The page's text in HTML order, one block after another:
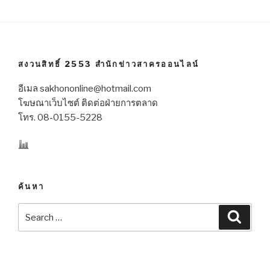
สงวนสิทธิ์ 2553 สำนักข่าวสาครออนไลน์
อีเมล sakhononline@hotmail.com
โฆษณาเว็บไซต์ ติดต่อฝ่ายการตลาด
โทร. 08-0155-5228
ค้นหา